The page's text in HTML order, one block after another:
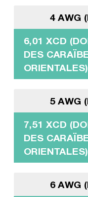
4 AWG
6,01 XCD
DES
ORIENTALES)
5 AWG
7,51 XCD
DES
ORIENTALES)
6 AWG